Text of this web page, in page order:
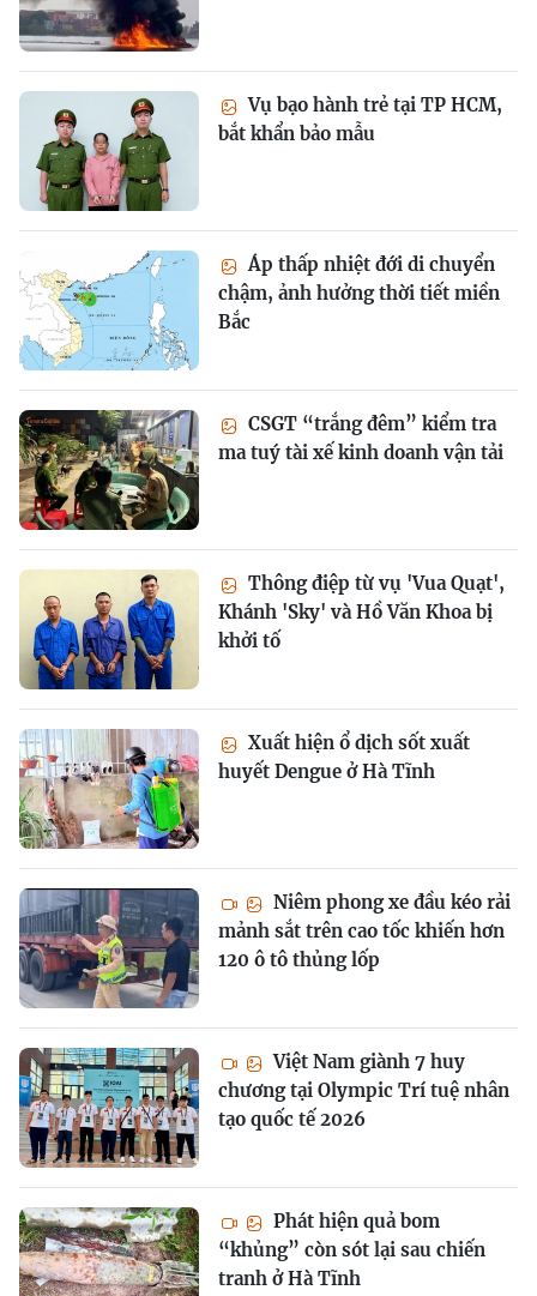
Vụ bạo hành trẻ tại TP HCM,
bắt khẩn bảo mẫu
Áp thấp nhiệt đới di chuyển
chậm, ảnh hưởng thời tiết miền
Bắc
CSGT “trắng đêm” kiểm tra
ma tuý tài xế kinh doanh vận tải
Thông điệp từ vụ 'Vua Quạt',
Khánh 'Sky' và Hồ Văn Khoa bị
khởi tố
Xuất hiện ổ dịch sốt xuất
huyết Dengue ở Hà Tĩnh
Niêm phong xe đầu kéo rải
mảnh sắt trên cao tốc khiến hơn
120 ô tô thủng lốp
Việt Nam giành 7 huy
chương tại Olympic Trí tuệ nhân
tạo quốc tế 2026
Phát hiện quả bom
“khủng” còn sót lại sau chiến
tranh ở Hà Tĩnh